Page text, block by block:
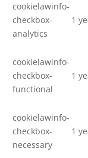
cookielawinfo-
checkbox-
analytics
1
cookielawinfo-
checkbox-
functional
1
cookielawinfo-
checkbox-
necessary
1